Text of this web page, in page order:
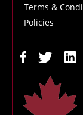
Terms &
Policies